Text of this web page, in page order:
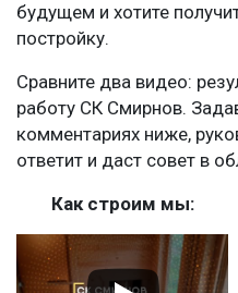
будущем и хотите
постройку.
Сравните два видео:
работу СК Смирнов.
комментариях ниже,
ответит и даст совет в
Как строим мы: